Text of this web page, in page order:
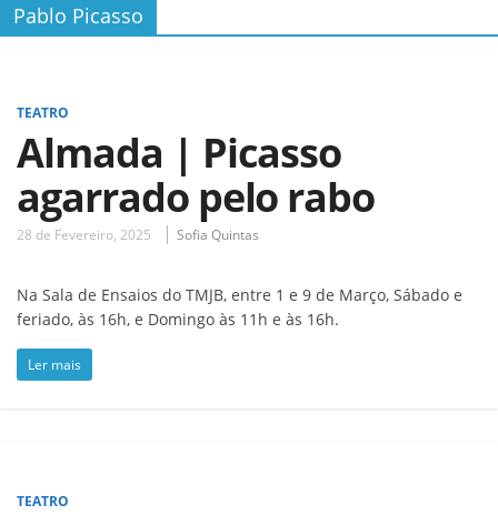
Pablo Picasso
TEATRO
Almada | Picasso
agarrado pelo rabo
28 de Fevereiro, 2025 Sofia Quintas
Na Sala de Ensaios do TMJB, entre 1 e 9 de Março, Sábado e
feriado, às 16h, e Domingo às 11h e às 16h.
Ler mais
TEATRO